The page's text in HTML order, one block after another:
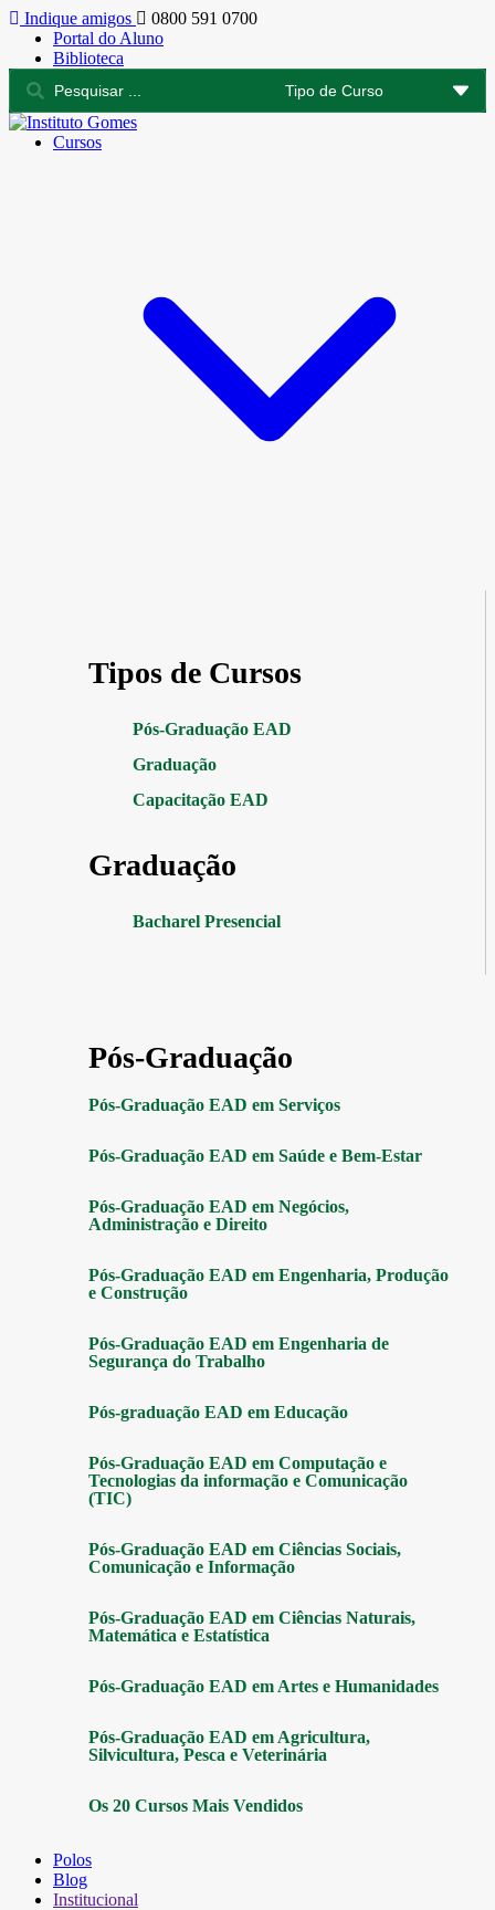
Indique amigos
0800 591 0700
Portal do Aluno
Biblioteca
Cursos
Tipos de Cursos
Pós-Graduação EAD
Graduação
Capacitação EAD
Graduação
Bacharel Presencial
Pós-Graduação
Pós-Graduação EAD em Serviços
Pós-Graduação EAD em Saúde e Bem-Estar
Pós-Graduação EAD em Negócios,
Administração e Direito
Pós-Graduação EAD em Engenharia, Produção
e Construção
Pós-Graduação EAD em Engenharia de
Segurança do Trabalho
Pós-graduação EAD em Educação
Pós-Graduação EAD em Computação e
Tecnologias da informação e Comunicação
(TIC)
Pós-Graduação EAD em Ciências Sociais,
Comunicação e Informação
Pós-Graduação EAD em Ciências Naturais,
Matemática e Estatística
Pós-Graduação EAD em Artes e Humanidades
Pós-Graduação EAD em Agricultura,
Silvicultura, Pesca e Veterinária
Os 20 Cursos Mais Vendidos
Polos
Blog
Institucional